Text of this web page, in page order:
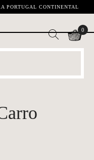
PORTUGAL CONTINENTAL
0